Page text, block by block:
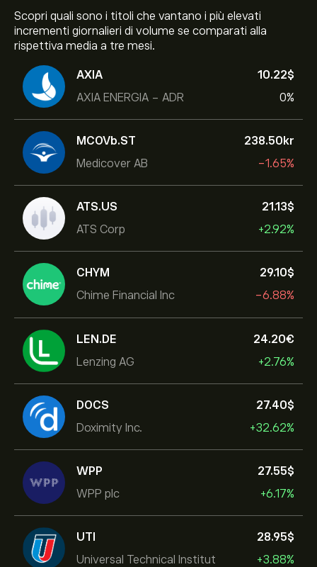
Scopri quali sono i titoli che vantano i più elevati
incrementi giornalieri di volume se comparati alla
rispettiva media a tre mesi.
AXIA
AXIA ENERGIA - ADR
10.22‎$‎
0%
MCOVb.ST
Medicover AB
238.50‎kr‎
-1.65%
ATS.US
ATS Corp
21.13‎$‎
+2.92%
CHYM
Chime Financial Inc
29.10‎$‎
-6.88%
LEN.DE
Lenzing AG
24.20‎€‎
+2.76%
DOCS
Doximity Inc.
27.40‎$‎
+32.62%
WPP
WPP plc
27.55‎$‎
+6.17%
UTI
Universal Technical Institut
28.95‎$‎
+3.88%